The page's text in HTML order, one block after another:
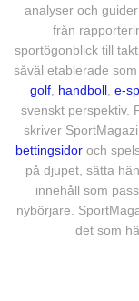
analyser och
från
sportögonblick till
såväl etablerade
golf, handboll, e-
svenskt perspektiv.
skriver
bettingsidoroch
på djupet, sätta
innehåll som
nybörjare.
det som